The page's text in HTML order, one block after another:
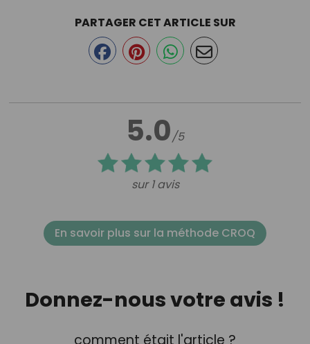
5.0/5
sur 1 avis
PARTAGER CET ARTICLE SUR
En savoir plus sur la méthode CROQ
Donnez-nous votre avis !